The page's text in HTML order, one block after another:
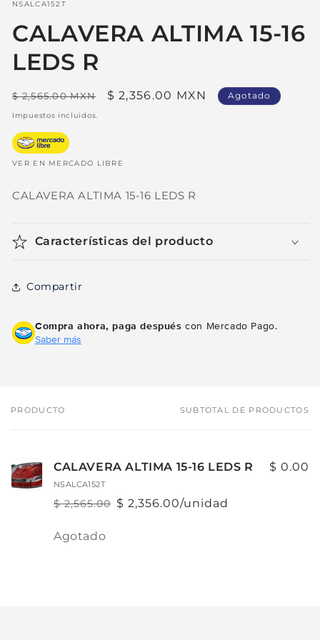
modal
SKU:
NSALCA152T
CALAVERA ALTIMA 15-16
LEDS R
Precio
habitual
$ 2,565.00 MXN
Precio
$ 2,356.00 MXN Agotado
Impuestos incluidos.
VER EN MERCADO LIBRE
CALAVERA ALTIMA 15-16 LEDS R
Características del producto
Compartir
Compra ahora, paga después con Mercado Pago.
Saber más
Tu
PRODUCTO SUBTOTAL DE PRODUCTOS
CALAVERA ALTIMA 15-16 LEDS R
NSALCA152T
Precio
$ 2,565.00
Precio
oferta
$ 2,356.00/unidad
$ 0.00
Cantidad
Agotado